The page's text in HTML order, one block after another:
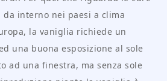
interno nei paesi a clima
la vaniglia richiede un
una buona esposizione al sole
ad una finestra, ma senza sole